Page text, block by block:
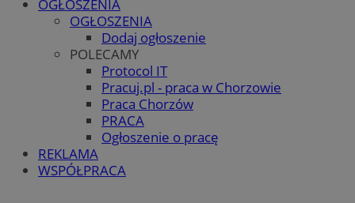
OGŁOSZENIA
OGŁOSZENIA
Dodaj ogłoszenie
POLECAMY
Protocol IT
Pracuj.pl - praca w Chorzowie
Praca Chorzów
PRACA
Ogłoszenie o pracę
REKLAMA
WSPÓŁPRACA